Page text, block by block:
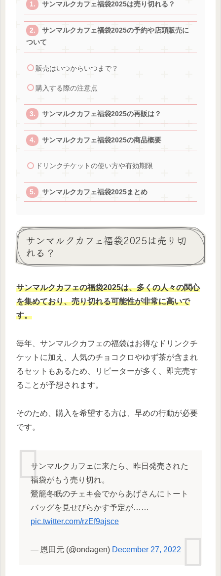
サンマルクカフェ福袋2025は売り切れる？
サンマルクカフェ福袋2025の予約や店頭販売に
ついて
販売はいつからいつまで？
購入する際の注意点
サンマルクカフェ福袋2025の再販は？
サンマルクカフェ福袋2025の商品概要
ドリンクチケットの使い方や有効期限
サンマルクカフェ福袋2025まとめ
サンマルクカフェ福袋2025は売り切
れる？
サンマルクカフェの福袋2025は、多くの人々の関心
を集めており、売り切れる可能性が非常に高いで
す。
毎年、サンマルクカフェの福袋はお得なドリンクチ
ケットに加え、人気のチョコクロやゆず茶が含まれ
るセットもあるため、リピーターが多く、即完売す
ることが予想されます。
そのため、購入を希望する方は、早めの行動が必要
です。
サンマルクカフェに来たら、昨日発売された
福袋がもう売り切れ。
鶯籠冬眠のチェキ会でからあげさんにトート
バッグを見せびらかす予定が……
pic.twitter.com/rzEf9ajsce
— 恩田元 (@ondagen) December 27, 2022